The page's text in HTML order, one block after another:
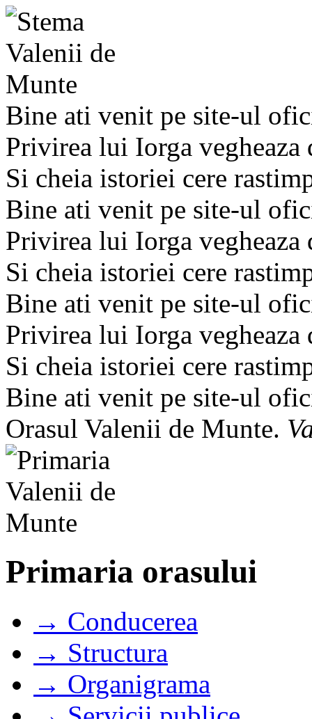
Bine ati venit pe site-ul
Privirea lui Iorga
Si cheia istoriei cere
Bine ati venit pe site-ul
Privirea lui Iorga
Si cheia istoriei cere
Bine ati venit pe site-ul
Privirea lui Iorga
Si cheia istoriei cere
Bine ati venit pe site-ul
Orasul Valenii de Munte.
Primaria orasului
→ Conducerea
→ Structura
→ Organigrama